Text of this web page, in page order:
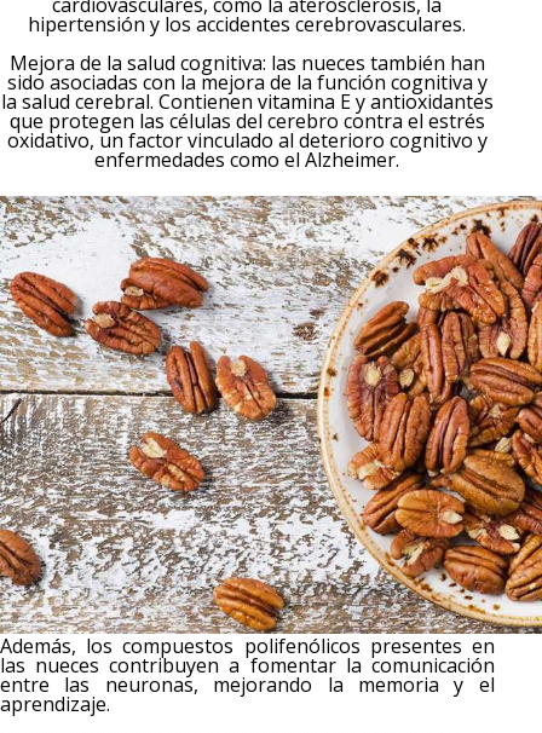
hipertensión y los accidentes cerebrovasculares.
Mejora de la salud cognitiva: las nueces también han
sido asociadas con la mejora de la función cognitiva y
la salud cerebral. Contienen vitamina E y antioxidantes
que protegen las células del cerebro contra el estrés
oxidativo, un factor vinculado al deterioro cognitivo y
enfermedades como el Alzheimer.
Además, los compuestos polifenólicos presentes en
las nueces contribuyen a fomentar la comunicación
entre las neuronas, mejorando la memoria y el
aprendizaje.